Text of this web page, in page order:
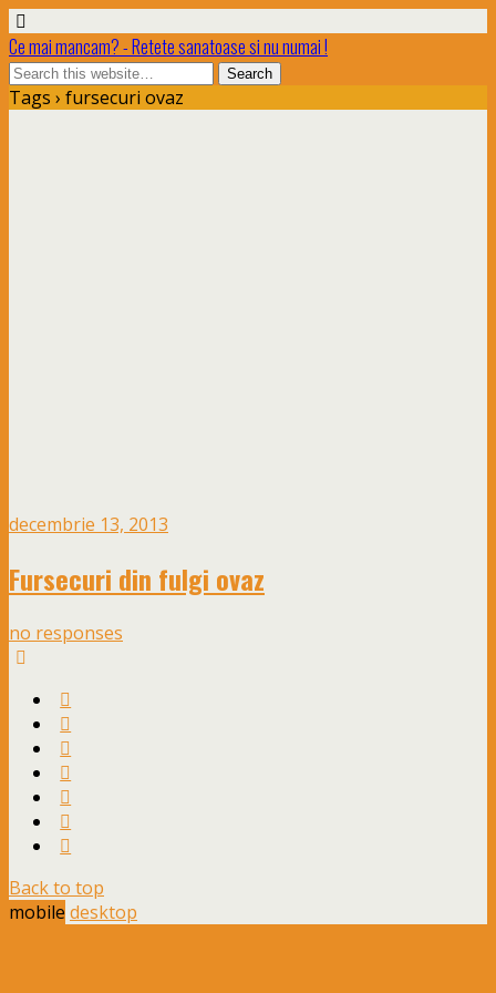
Ce mai mancam? - Retete sanatoase si nu numai !
Tags › fursecuri ovaz
decembrie 13, 2013
Fursecuri din fulgi ovaz
no responses
Back to top
mobile desktop